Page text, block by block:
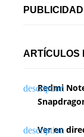
PUBLICIDAD
ARTÍCULOS
Redmi
Ver en